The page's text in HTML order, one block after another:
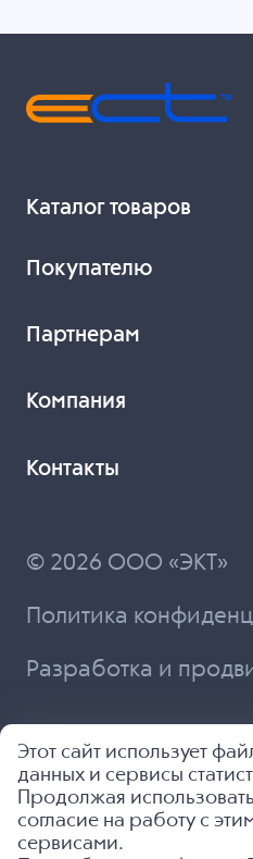
Каталог товаров
Покупателю
Партнерам
Компания
Контакты
© 2026 ООО «ЭКТ»
Политика
Разработка и
Этот сайт использует
данных и сервисы
Продолжая
согласие на работу с
сервисами.